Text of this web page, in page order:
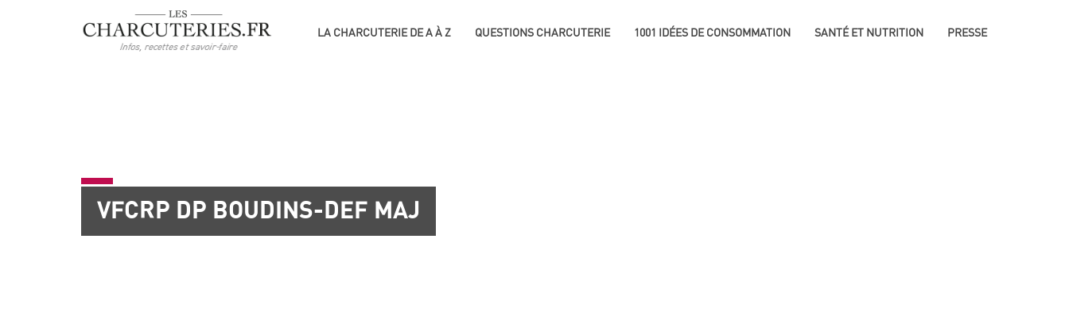
LA CHARCUTERIE DE A À Z QUESTIONS CHARCUTERIE 1001 IDÉES DE CONSOMMATION SANTÉ ET NUTRITION PRESSE
VFCRP DP BOUDINS-DEF MAJ